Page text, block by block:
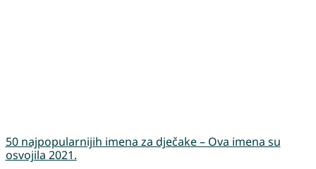
50 najpopularnijih imena za dječake – Ova imena su
osvojila 2021.